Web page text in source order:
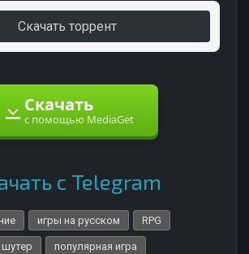
Скачать торрент
Скачать
с помощью MediaGet
с Telegram
игры на русском RPG
шутер популярная игра